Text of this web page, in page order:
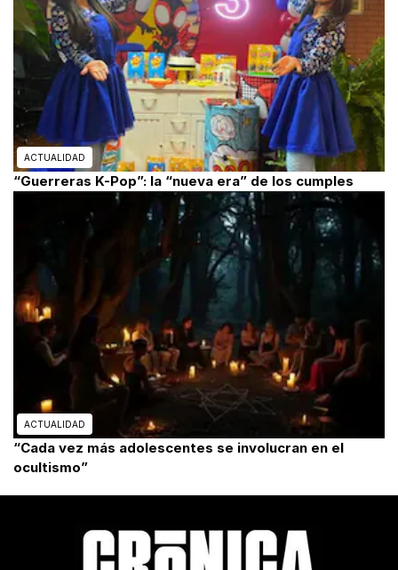
ACTUALIDAD
“Guerreras K-Pop”: la “nueva era” de los cumples
ACTUALIDAD
“Cada vez más adolescentes se involucran en el
ocultismo”